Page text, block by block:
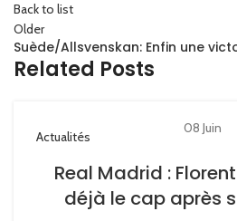
Back to list
Older
Suède/Allsvenskan: Enfin une
Related Posts
08 Juin
Actualités
Real Madrid :
déjà le cap après